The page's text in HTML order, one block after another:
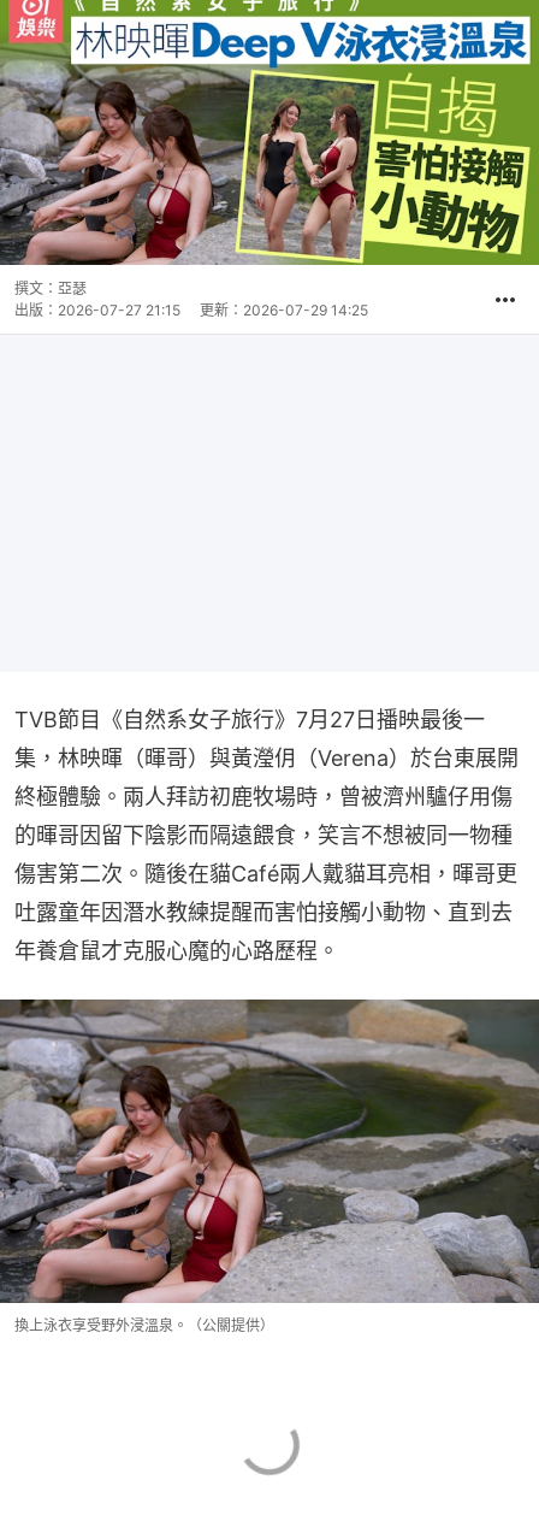
撰文： 亞瑟
出版： 2026-07-27 21:15 更新： 2026-07-29 14:25
TVB節目《自然系女子旅行》7月27日播映最後一
集，林映暉（暉哥）與黃瀅仴（Verena）於台東展開
終極體驗。兩人拜訪初鹿牧場時，曾被濟州驢仔用傷
的暉哥因留下陰影而隔遠餵食，笑言不想被同一物種
傷害第二次。隨後在貓Café兩人戴貓耳亮相，暉哥更
吐露童年因潛水教練提醒而害怕接觸小動物、直到去
年養倉鼠才克服心魔的心路歷程。
換上泳衣享受野外浸溫泉。（公關提供）